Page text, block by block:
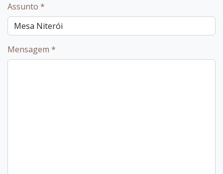
Assunto *
Mensagem *